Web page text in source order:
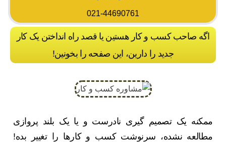
021-44690761
اگه صاحب کسب و کار هستین یا قصد راه انداختن یک کار
جدید را دارین، این صفحه را بخونین!
ممکنه یک تصمیم گیری نادرست و یا یک بلند پروازی
مطالعه نشده، سرنوشت کسب و کارها را تغییر بده!